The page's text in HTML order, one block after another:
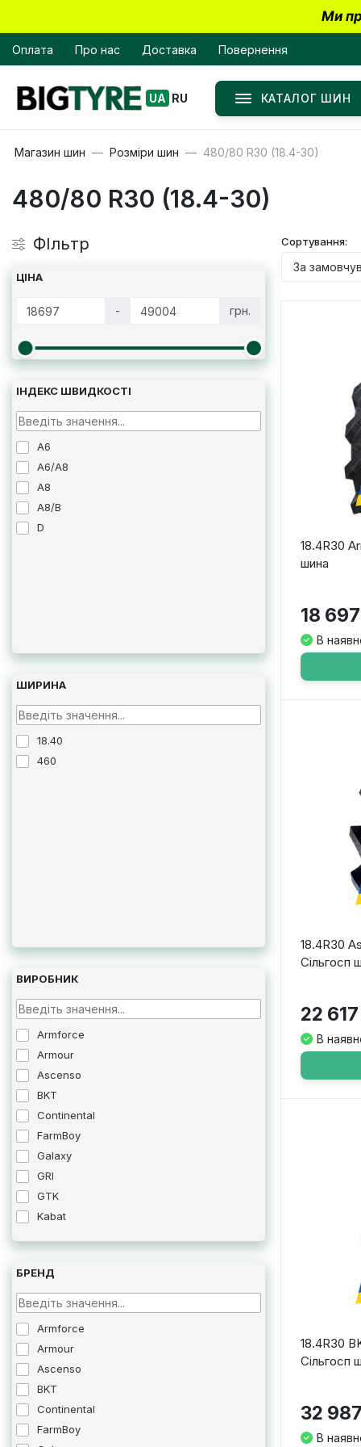
Ми
Оплата Про нас Доставка Повернення
UA RU КАТАЛОГ ШИН
Магазин шин Розміри шин 480/80 R30 (18.4-30)
480/80 R30 (18.4-30)
ФІльтр
ЦІНА
- грн.
ІНДЕКС ШВИДКОСТІ
A6
A6/A8
A8
A8/B
D
ШИРИНА
18.40
460
ВИРОБНИК
Armforce
Armour
Ascenso
BKT
Continental
FarmBoy
Galaxy
GRI
GTK
Kabat
Speedways
Tianli
БРЕНД
Armforce
Armour
Ascenso
BKT
Continental
FarmBoy
Сортування:
18.4R30
шина
18
В
18.4R30
Сільгосп
22
В
18.4R30
Сільгосп
32
В